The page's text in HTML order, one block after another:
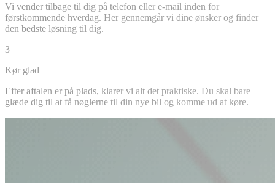
Vi vender tilbage til dig på telefon eller e-mail inden for
førstkommende hverdag. Her gennemgår vi dine ønsker og finder
den bedste løsning til dig.
3
Kør glad
Efter aftalen er på plads, klarer vi alt det praktiske. Du skal bare
glæde dig til at få nøglerne til din nye bil og komme ud at køre.